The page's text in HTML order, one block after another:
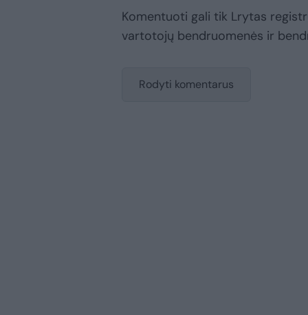
Komentuoti gali tik Lrytas
vartotojų bendruomenės ir
Rodyti komentarus